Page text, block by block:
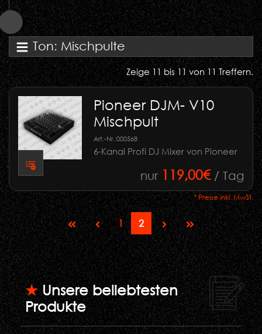
Ton: Mischpulte
Zeige 11 bis 11 von 11 Treffern.
Pioneer DJM- V10
Mischpult
6-Kanal Profi DJ Mixer von Pioneer
Art.-Nr.:000568
nur 119,00€/ Tag
* Preise inkl. MwSt.
1 2
★Unsere beliebtesten
Produkte